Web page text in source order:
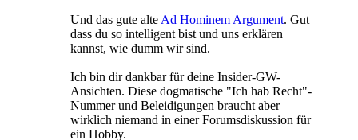
Und das gute alte Ad Hominem Argument. Gut
dass du so intelligent bist und uns erklären
kannst, wie dumm wir sind.
Ich bin dir dankbar für deine Insider-GW-
Ansichten. Diese dogmatische "Ich hab Recht"-
Nummer und Beleidigungen braucht aber
wirklich niemand in einer Forumsdiskussion für
ein Hobby.